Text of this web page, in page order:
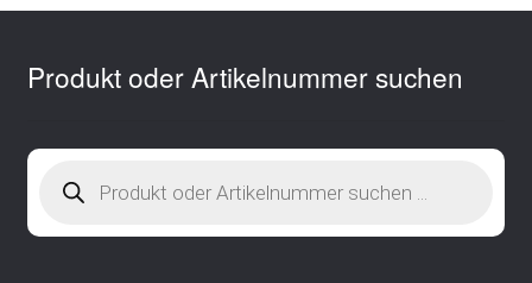
Produkt oder Artikelnummer suchen
search